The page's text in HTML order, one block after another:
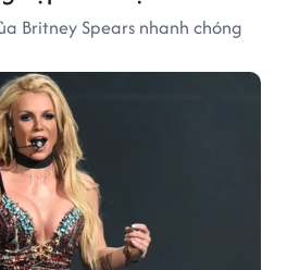
Britney Spears nhanh chóng